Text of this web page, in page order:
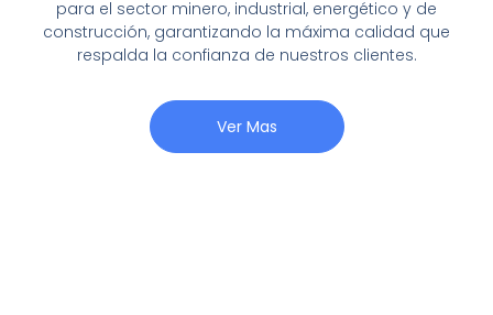
para el sector minero, industrial, energético y de
construcción, garantizando la máxima calidad que
respalda la confianza de nuestros clientes.
Ver Mas